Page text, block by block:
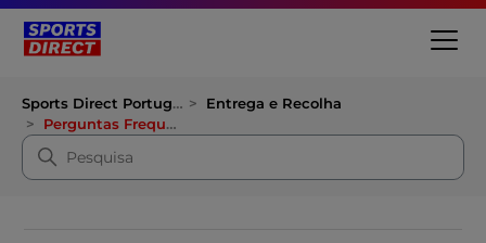
Sports Direct Portugal
Entrega e Recolha
Perguntas Frequentes sobre Entregas